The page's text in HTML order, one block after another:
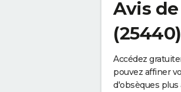
Avis
(25440)
Accédez
pouvez affiner
d'obsèques